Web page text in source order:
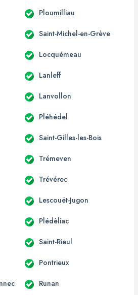
Ploumilliau
Saint-Michel-en-Grève
Locquémeau
Lanleff
Lanvollon
Pléhédel
Saint-Gilles-les-Bois
Trémeven
Trévérec
Lescouët-Jugon
Plédèliac
Saint-Rieul
Pontrieux
Runan